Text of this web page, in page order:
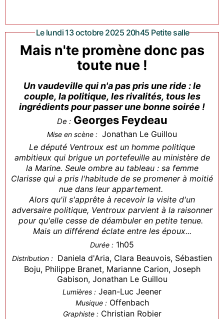
Le lundi 13 octobre 2025 20h45 Petite salle
Mais n'te promène donc pas
toute nue !
Un vaudeville qui n'a pas pris une ride : le
couple, la politique, les rivalités, tous les
ingrédients pour passer une bonne soirée !
De : Georges Feydeau
Mise en scène : Jonathan Le Guillou
Le député Ventroux est un homme politique
ambitieux qui brigue un portefeuille au ministère de
la Marine. Seule ombre au tableau : sa femme
Clarisse qui a pris l'habitude de se promener à moitié
nue dans leur appartement.
Alors qu'il s'apprête à recevoir la visite d'un
adversaire politique, Ventroux parvient à la raisonner
pour qu'elle cesse de déambuler en petite tenue.
Mais un différend éclate entre les époux...
Durée : 1h05
Distribution : Daniela d'Aria, Clara Beauvois, Sébastien
Boju, Philippe Branet, Marianne Carion, Joseph
Gabison, Jonathan Le Guillou
Lumières : Jean-Luc Jeener
Musique : Offenbach
Graphiste : Christian Robier